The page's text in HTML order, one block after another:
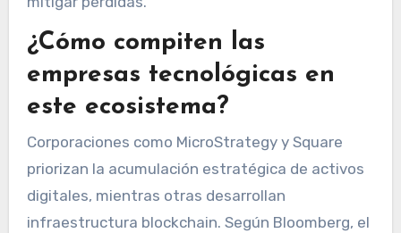
¿Cómo compiten las
empresas tecnológicas en
este ecosistema?
Corporaciones como MicroStrategy y Square
priorizan la acumulación estratégica de activos
digitales, mientras otras desarrollan
infraestructura blockchain. Según Bloomberg, el